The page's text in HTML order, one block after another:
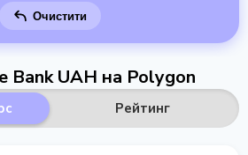
Очистити
Bank UAH на Polygon
Рейтинг